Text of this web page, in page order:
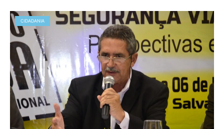
CIDADANIA